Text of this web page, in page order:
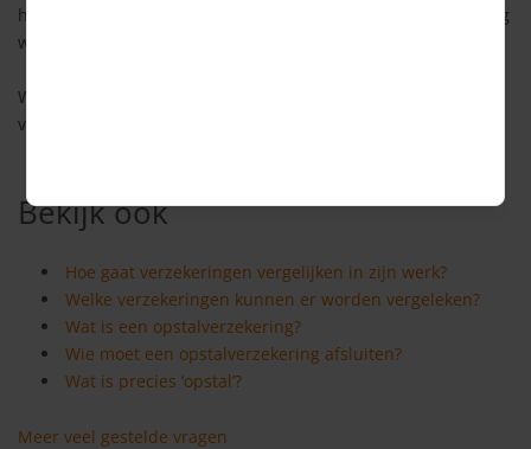
hypotheekverstrekkers eisen wel dat er een opstalverzekering
wordt afgesloten.
Wil je korting op onder ander uw opstalverzekering? Vraag
vrijblijvend een
Bekijk ook
Hoe gaat verzekeringen vergelijken in zijn werk?
Welke verzekeringen kunnen er worden vergeleken?
Wat is een opstalverzekering?
Wie moet een opstalverzekering afsluiten?
Wat is precies ‘opstal’?
Meer veel gestelde vragen